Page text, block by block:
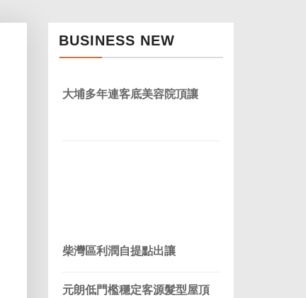
BUSINESS NEW
大埔多年連客底美容院頂讓
柴灣區利潤自提點出讓
元朗低門檻穩定客源髮型屋頂